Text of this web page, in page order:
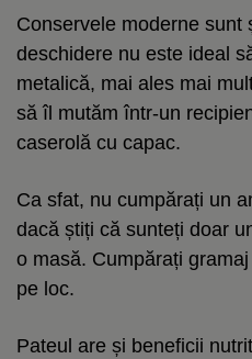
Conservele moderne sunt
deschidere nu este ideal
metalică, mai ales mai
să îl mutăm într-un
caserolă cu capac.
Ca sfat, nu cumpărați un
dacă știți că sunteți doar
o masă. Cumpărați
pe loc.
Pateul are și beneficii